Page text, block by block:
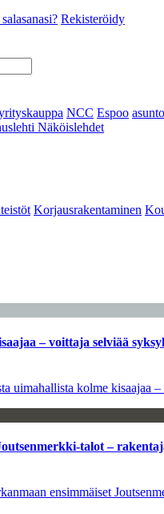
Rekisteröidy
NCC Espoo
Näköislehdet
Korjausrakentaminen
– voittaja selviää
uimahallista kolme kisaajaa
talot –
ensimmäiset